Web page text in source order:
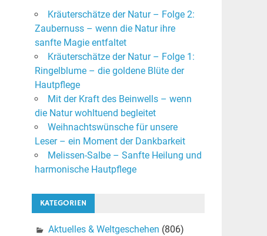
Kräuterschätze der Natur – Folge 2:
Zaubernuss – wenn die Natur ihre
sanfte Magie entfaltet
Kräuterschätze der Natur – Folge 1:
Ringelblume – die goldene Blüte der
Hautpflege
Mit der Kraft des Beinwells – wenn
die Natur wohltuend begleitet
Weihnachtswünsche für unsere
Leser – ein Moment der Dankbarkeit
Melissen-Salbe – Sanfte Heilung und
harmonische Hautpflege
KATEGORIEN
Aktuelles & Weltgeschehen (806)